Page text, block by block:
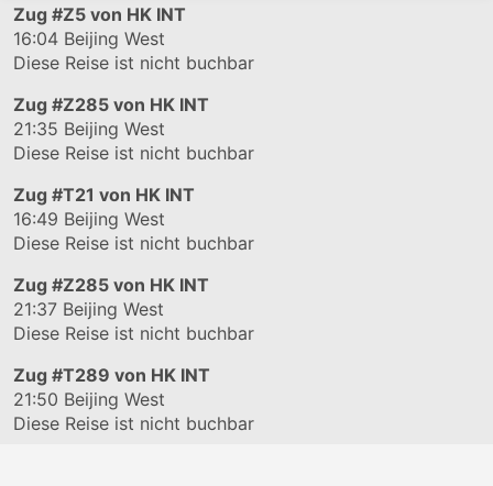
Zug #Z5 von HK INT
16:04 Beijing West
Diese Reise ist nicht buchbar
Zug #Z285 von HK INT
21:35 Beijing West
Diese Reise ist nicht buchbar
Zug #T21 von HK INT
16:49 Beijing West
Diese Reise ist nicht buchbar
Zug #Z285 von HK INT
21:37 Beijing West
Diese Reise ist nicht buchbar
Zug #T289 von HK INT
21:50 Beijing West
Diese Reise ist nicht buchbar